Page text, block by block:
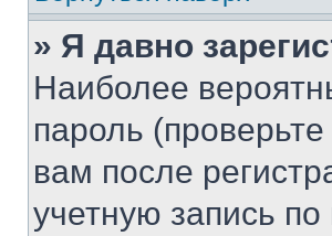
» Я давно
Наиболее
пароль
вам после
учетную запись